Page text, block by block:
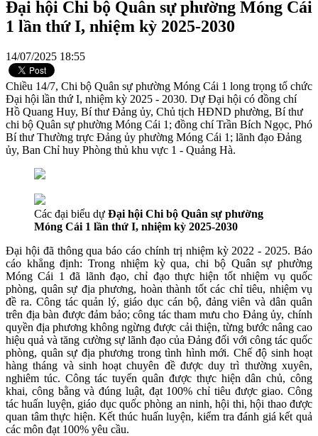
Đại hội Chi bộ Quân sự phường Móng Cái
1 lần thứ I, nhiệm kỳ 2025-2030
14/07/2025 18:55
Chiều 14/7, Chi bộ Quân sự phường Móng Cái 1 long trọng tổ chức
Đại hội lần thứ I, nhiệm kỳ 2025 - 2030. Dự Đại hội có đồng chí
Hồ Quang Huy, Bí thư Đảng ủy, Chủ tịch HĐND phường, Bí thư
chi bộ Quân sự phường Móng Cái 1; đồng chí Trần Bích Ngọc, Phó
Bí thư Thường trực Đảng ủy phường Móng Cái 1; lãnh đạo Đảng
ủy, Ban Chỉ huy Phòng thủ khu vực 1 - Quảng Hà.
Các đại biểu dự Đại hội Chi bộ Quân sự phường
Móng Cái 1 lần thứ I, nhiệm kỳ 2025-2030
Đại hội đã thông qua báo cáo chính trị nhiệm kỳ 2022 - 2025. Báo
cáo khẳng định: Trong nhiệm kỳ qua, chi bộ Quân sự phường
Móng Cái 1 đã lãnh đạo, chỉ đạo thực hiện tốt nhiệm vụ quốc
phòng, quân sự địa phương, hoàn thành tốt các chỉ tiêu, nhiệm vụ
đề ra. Công tác quản lý, giáo dục cán bộ, đảng viên và dân quân
trên địa bàn được đảm bảo; công tác tham mưu cho Đảng ủy, chính
quyền địa phương không ngừng được cải thiện, từng bước nâng cao
hiệu quả và tăng cường sự lãnh đạo của Đảng đối với công tác quốc
phòng, quân sự địa phương trong tình hình mới. Chế độ sinh hoạt
hàng tháng và sinh hoạt chuyên đề được duy trì thường xuyên,
nghiêm túc. Công tác tuyển quân được thực hiện dân chủ, công
khai, công bằng và đúng luật, đạt 100% chỉ tiêu được giao. Công
tác huấn luyện, giáo dục quốc phòng an ninh, hội thi, hội thao được
quan tâm thực hiện. Kết thúc huấn luyện, kiểm tra đánh giá kết quả
các môn đạt 100% yêu cầu.